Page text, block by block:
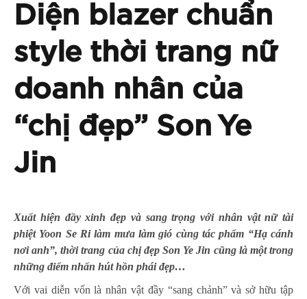
Diện blazer chuẩn
style thời trang nữ
doanh nhân của
“chị đẹp” Son Ye
Jin
Xuất hiện đầy xinh đẹp và sang trọng với nhân vật nữ tài
phiệt Yoon Se Ri làm mưa làm gió cùng tác phẩm “Hạ cánh
nơi anh”, thời trang của chị đẹp Son Ye Jin cũng là một trong
những điểm nhấn hút hồn phái đẹp…
Với vai diễn vốn là nhân vật đầy “sang chảnh” và sở hữu tập